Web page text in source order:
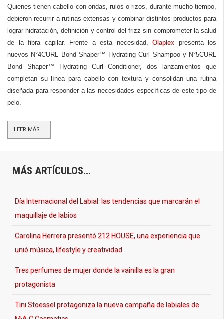
Quienes tienen cabello con ondas, rulos o rizos, durante mucho tiempo,
debieron recurrir a rutinas extensas y combinar distintos productos para
lograr hidratación, definición y control del frizz sin comprometer la salud
de la fibra capilar. Frente a esta necesidad, Olaplex presenta los
nuevos N°4CURL Bond Shaper™ Hydrating Curl Shampoo y N°5CURL
Bond Shaper™ Hydrating Curl Conditioner, dos lanzamientos que
completan su línea para cabello con textura y consolidan una rutina
diseñada para responder a las necesidades específicas de este tipo de
pelo.
LEER MÁS...
MÁS ARTÍCULOS...
Día Internacional del Labial: las tendencias que marcarán el
maquillaje de labios
Carolina Herrera presentó 212 HOUSE, una experiencia que
unió música, lifestyle y creatividad
Tres perfumes de mujer donde la vainilla es la gran
protagonista
Tini Stoessel protagoniza la nueva campaña de labiales de